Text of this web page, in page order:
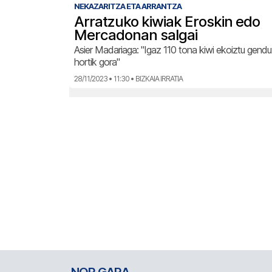
NEKAZARITZA ETA ARRANTZA
Arratzuko kiwiak Eroskin edo
Mercadonan salgai
Asier Madariaga: "Igaz 110 tona kiwi ekoiztu
hortik gora"
28/11/2023 • 11:30 • BIZKAIA IRRATIA